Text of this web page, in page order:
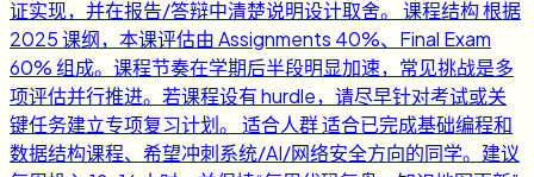
证实现，并在报告/答辩中清楚说明设计取舍。 课程结构 根据
2025 课纲，本课评估由 Assignments 40%、Final Exam
60% 组成。课程节奏在学期后半段明显加速，常见挑战是多
项评估并行推进。若课程设有 hurdle，请尽早针对考试或关
键任务建立专项复习计划。 适合人群 适合已完成基础编程和
数据结构课程、希望冲刺系统/AI/网络安全方向的同学。建议